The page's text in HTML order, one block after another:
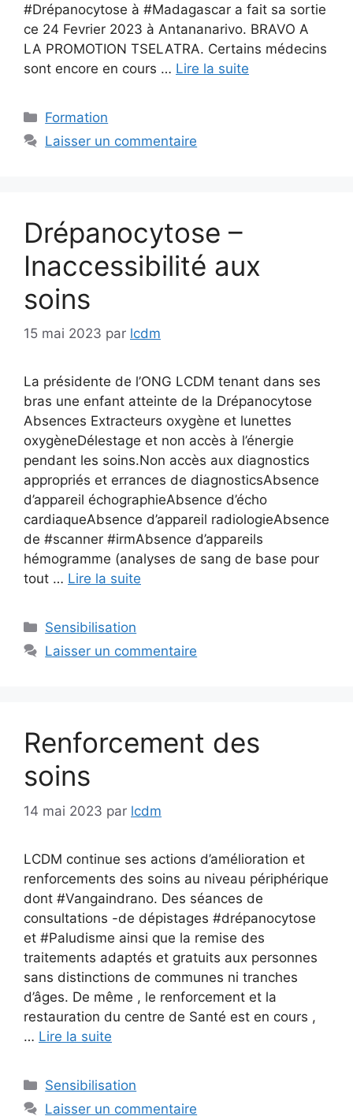
#Drépanocytose à #Madagascar a fait sa sortie
ce 24 Fevrier 2023 à Antananarivo. BRAVO A
LA PROMOTION TSELATRA. Certains médecins
sont encore en cours … Lire la suite
Catégories
Formation
Laisser un commentaire
Drépanocytose –
Inaccessibilité aux
soins
15 mai 2023 par lcdm
La présidente de l’ONG LCDM tenant dans ses
bras une enfant atteinte de la Drépanocytose
Absences Extracteurs oxygène et lunettes
oxygèneDélestage et non accès à l’énergie
pendant les soins.Non accès aux diagnostics
appropriés et errances de diagnosticsAbsence
d’appareil échographieAbsence d’écho
cardiaqueAbsence d’appareil radiologieAbsence
de #scanner #irmAbsence d’appareils
hémogramme (analyses de sang de base pour
tout … Lire la suite
Catégories
Sensibilisation
Laisser un commentaire
Renforcement des
soins
14 mai 2023 par lcdm
LCDM continue ses actions d’amélioration et
renforcements des soins au niveau périphérique
dont #Vangaindrano. Des séances de
consultations -de dépistages #drépanocytose
et #Paludisme ainsi que la remise des
traitements adaptés et gratuits aux personnes
sans distinctions de communes ni tranches
d’âges. De même , le renforcement et la
restauration du centre de Santé est en cours ,
… Lire la suite
Catégories
Sensibilisation
Laisser un commentaire